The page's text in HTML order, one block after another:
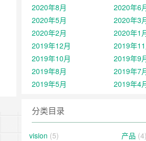
2020年8月
2020年6
2020年5月
2020年3
2020年2月
2020年1
2019年12月
2019年
2019年10月
2019年9
2019年8月
2019年7
2019年5月
2019年4
分类目录
vision (5) 产品 (4)